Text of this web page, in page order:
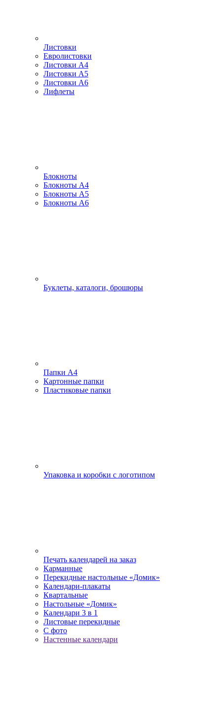
Листовки
Евролистовки
Листовки А4
Листовки А5
Листовки А6
Лифлеты
Блокноты
Блокноты А4
Блокноты А5
Блокноты А6
Буклеты, каталоги, брошюры
Папки А4
Картонные папки
Пластиковые папки
Упаковка и коробки с логотипом
Печать календарей на заказ
Карманные
Перекидные настольные «Домик»
Календари-плакаты
Квартальные
Настольные «Домик»
Календари 3 в 1
Листовые перекидные
С фото
Настенные календари